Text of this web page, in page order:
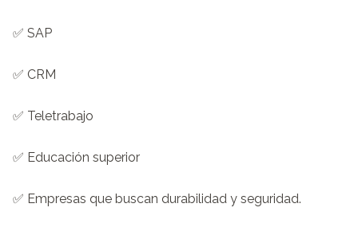
✅ SAP
✅ CRM
✅ Teletrabajo
✅ Educación superior
✅ Empresas que buscan durabilidad y seguridad.